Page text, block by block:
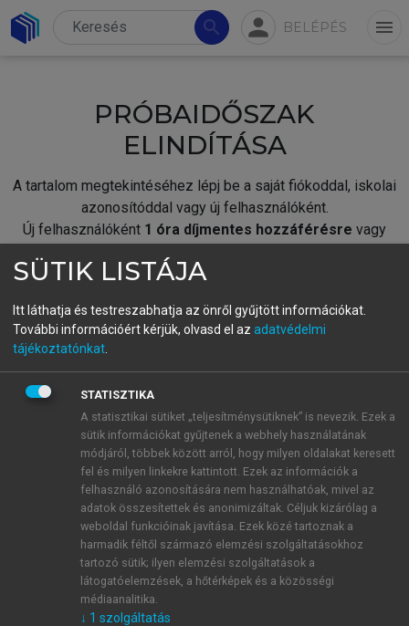
search person BELÉPÉS menu
PRÓBAIDŐSZAK
ELINDÍTÁSA
A tartalom megtekintéséhez lépj be a saját fiókoddal, iskolai
azonosítóddal vagy új felhasználóként.
Új felhasználóként 1 óra díjmentes hozzáférésre vagy
fiókoddal,vagy hozz létre új fiókot.
A regisztráció után apróbaidőszakautomatikusan
BELÉPÉS SAJÁT FIÓKKAL
ÚJ FIÓK LÉTREHOZÁSA
1 óra díjmentes hozzáférés
E-MAIL-CÍM
SÜTIK LISTÁJA
Itt láthatja és testreszabhatja az önről gyűjtött információkat.
További információért kérjük, olvasd el az adatvédelmi
tájékoztatónkat
STATISZTIKA
A statisztikai sütiket „teljesítménysütiknek” is nevezik. Ezek a
sütik információkat gyűjtenek a webhely használatának
módjáról, többek között arról, hogy milyen oldalakat keresett
fel és milyen linkekre kattintott. Ezek az információk a
felhasználó azonosítására nem használhatóak, mivel az
adatok összesítettek és anonimizáltak. Céljuk kizárólag a
weboldal funkcióinak javítása. Ezek közé tartoznak a
harmadik féltől származó elemzési szolgáltatásokhoz
tartozó sütik; ilyen elemzési szolgáltatások a
látogatóelemzések, a hőtérképek és a közösségi
médiaanalitika.
↓ 1 szolgáltatás